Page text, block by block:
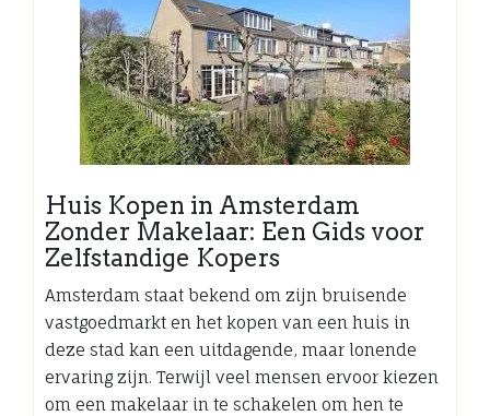
Huis Kopen in Amsterdam
Zonder Makelaar: Een Gids voor
Zelfstandige Kopers
Amsterdam staat bekend om zijn bruisende
vastgoedmarkt en het kopen van een huis in
deze stad kan een uitdagende, maar lonende
ervaring zijn. Terwijl veel mensen ervoor kiezen
om een makelaar in te schakelen om hen te